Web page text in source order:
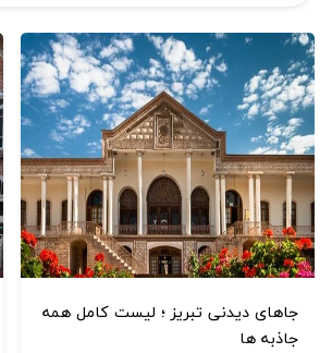
جاهای دیدنی تبریز ؛ لیست کامل همه
جاذبه ها